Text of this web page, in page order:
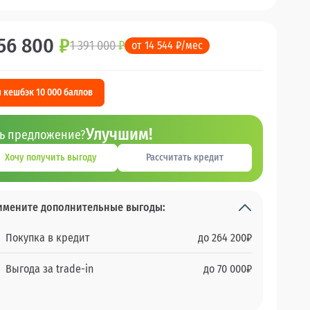
800 ₽1 391 000₽ от 14 544 ₽/мес
10 000 баллов
предложение?Улучшим!
Хочу получить выгоду Рассчитать кредит
дополнительные выгоды:
Покупка в кредит до 264 200₽
Выгода за trade-in до 70 000₽